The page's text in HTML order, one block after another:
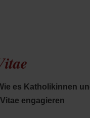
Tab)
es Katholikinnen
engagieren